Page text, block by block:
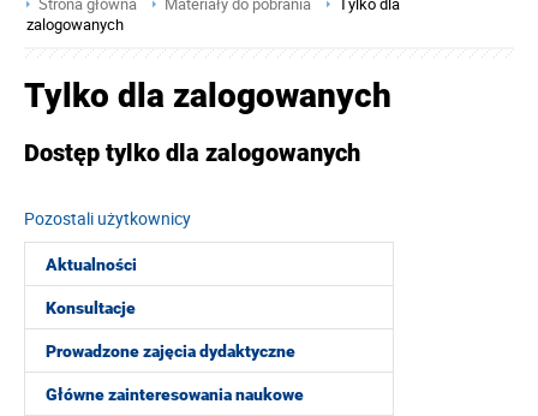
Strona główna Materiały do pobrania
Tylko dla
zalogowanych
Aktualności
Konsultacje
Prowadzone zajęcia dydaktyczne
Główne zainteresowania naukowe
Tylko dla zalogowanych
Dostęp tylko dla zalogowanych
Pozostali użytkownicy